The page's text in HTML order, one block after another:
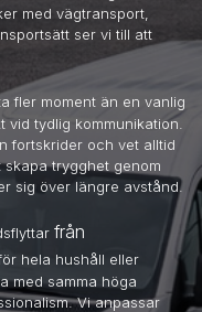
med vägtransport,
ser vi till att
fler moment än en vanlig
tydlig kommunikation.
fortskrider och vet alltid
trygghet genom
sig över längre avstånd.
från
hela hushåll eller
med samma höga
Vi anpassar